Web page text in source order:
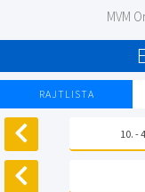
MVM
RAJTLISTA
10. -